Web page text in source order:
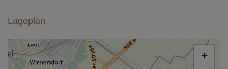
Lageplan
+